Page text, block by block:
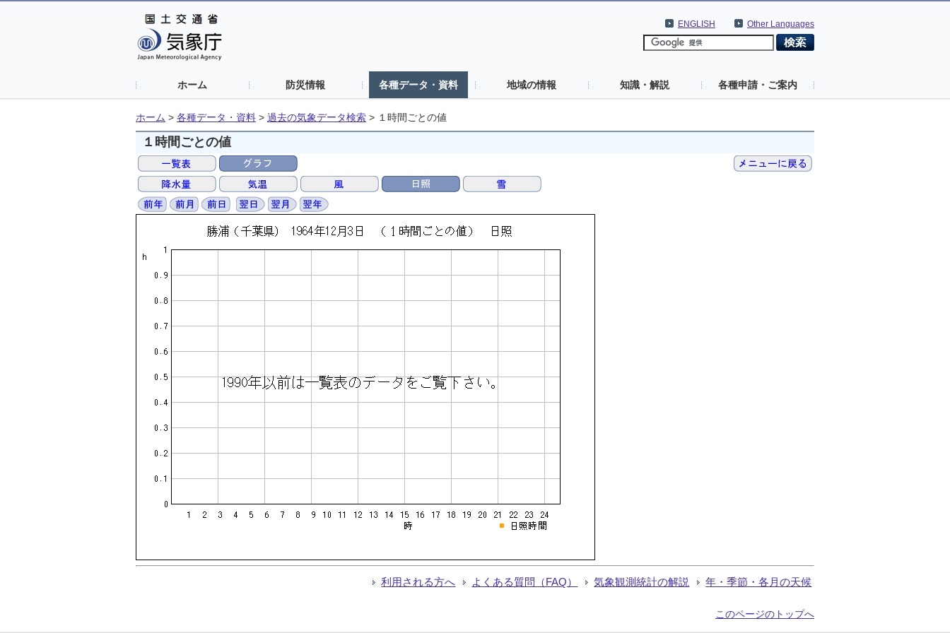
Other Languages
ENGLISH
ホーム 防災情報 各種データ・資料 地域の情報 知識・解説 各種申請・ご案内
ホーム > 各種データ・資料 > 過去の気象データ検索 > １時間ごとの値
１時間ごとの値
利用される方へ よくある質問（FAQ） 気象観測統計の解説 年・季節・各月の天候
このページのトップへ